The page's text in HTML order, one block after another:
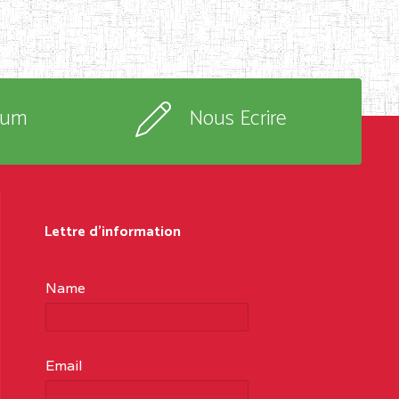
Nous Ecrire
Lettre d'information
Name
Email